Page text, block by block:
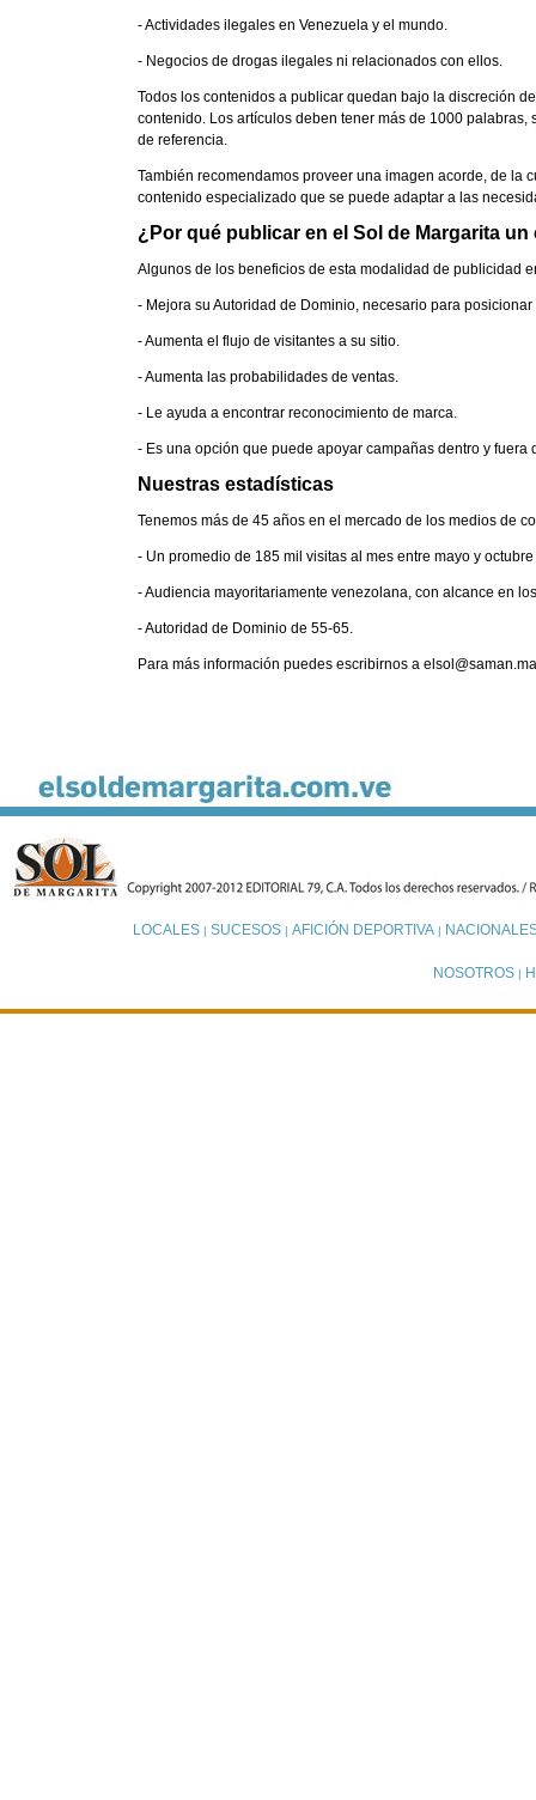
- Actividades ilegales en Venezuela y el mundo.
- Negocios de drogas ilegales ni relacionados con ellos.
Todos los contenidos a publicar quedan bajo la discreción
contenido. Los artículos deben tener más de 1000
de referencia.
También recomendamos proveer una imagen acorde, de la
contenido especializado que se puede adaptar a las
¿Por qué publicar en el Sol de Margarita
Algunos de los beneficios de esta modalidad de publicidad
- Mejora su Autoridad de Dominio, necesario para
- Aumenta el flujo de visitantes a su sitio.
- Aumenta las probabilidades de ventas.
- Le ayuda a encontrar reconocimiento de marca.
- Es una opción que puede apoyar campañas dentro y fuera
Nuestras estadísticas
Tenemos más de 45 años en el mercado de los medios de
- Un promedio de 185 mil visitas al mes entre mayo y
- Audiencia mayoritariamente venezolana, con alcance en
- Autoridad de Dominio de 55-65.
Para más información puedes escribirnos a
LOCALES| SUCESOS| AFICIÓN DEPORTIVA|
NOSOTROS |